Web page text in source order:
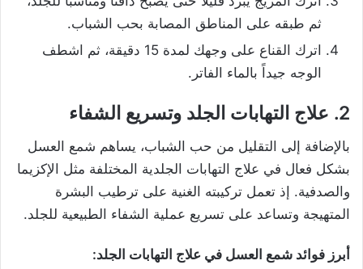
ثم طبقه على المناطق المصابة بحب الشباب.
اترك القناع على وجهك لمدة 15 دقيقة، ثم اشطف
الوجه جيداً بالماء الفاتر.
2. علاج التهابات الجلد وتسريع الشفاء
بالإضافة إلى التقليل من حب الشباب، يساهم شمع العسل
بشكل فعال في علاج التهابات الجلدية المختلفة مثل الإكزيما
والصدفية. إذ تعمل تركيبته الغنية على ترطيب البشرة
المتهيجة وتساعد على تسريع عملية الشفاء الطبيعية للجلد.
أبرز فوائد شمع العسل في علاج التهابات الجلد: